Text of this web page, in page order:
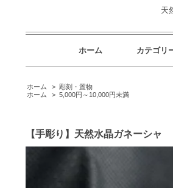
天
ホーム カテゴリ
ホーム > 彫刻・置物
ホーム
> 5,000円～10,000円未満
【手彫り】天然水晶ガネーシャ